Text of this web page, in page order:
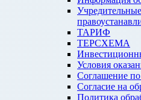
ТАРИФ
ТЕРСХЕМА
Условия
Соглашение
Согласие на
Политика